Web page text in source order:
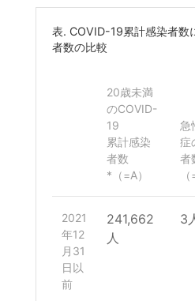
表. COVID-19累計感染者数
者数の比較
20歳未満
のCOVID-
19
累計感染
者数
*（=A）
急
症
者
2021
年12
月31
日以
前
241,662
人
3